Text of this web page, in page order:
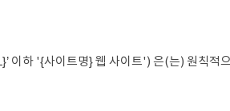
이하 '{사이트명} 웹 사이트') 은(는) 원칙적